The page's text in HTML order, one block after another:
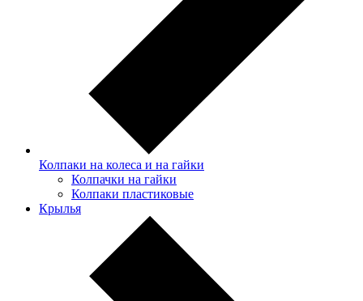
Колпаки на колеса и на гайки
Колпачки на гайки
Колпаки пластиковые
Крылья